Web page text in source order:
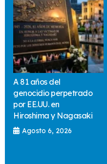
A 81 años del
genocidio perpetrado
por EE.UU. en
Hiroshima y Nagasaki
Agosto 6, 2026